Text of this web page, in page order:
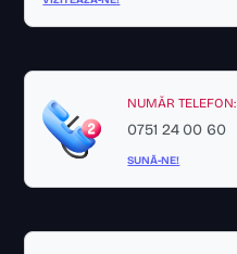
NUMĂR TELEFON:
0751 24 00 60
SUNĂ-NE!